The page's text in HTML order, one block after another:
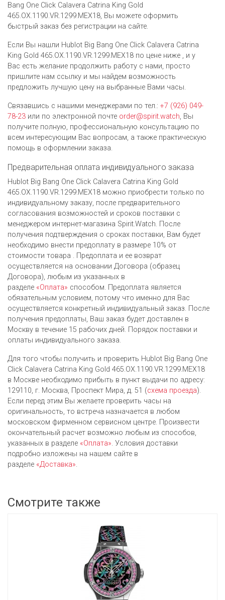
Bang One Click Calavera Catrina King Gold
465.OX.1190.VR.1299.MEX18, Вы можете оформить
быстрый заказ без регистрации на сайте.
Если Вы нашли Hublot Big Bang One Click Calavera Catrina
King Gold 465.OX.1190.VR.1299.MEX18 по цене ниже , и у
Вас есть желание продолжить работу с нами, просто
пришлите нам ссылку и мы найдем возможность
предложить лучшую цену на выбранные Вами часы.
Связавшись с нашими менеджерами по тел.: +7 (926) 049-
78-23 или по электронной почте order@spirit.watch, Вы
получите полную, профессиональную консультацию по
всем интересующим Вас вопросам, а также практическую
помощь в оформлении заказа.
Предварительная оплата индивидуального заказа
Hublot Big Bang One Click Calavera Catrina King Gold
465.OX.1190.VR.1299.MEX18 можно приобрести только по
индивидуальному заказу, после предварительного
согласования возможностей и сроков поставки с
менеджером интернет-магазина Spirit.Watch. После
получения подтверждения о сроках поставки, Вам будет
необходимо внести предоплату в размере 10% от
стоимости товара . Предоплата и ее возврат
осуществляется на основании Договора (образец
Договора), любым из указанных в
разделе «Оплата» способом. Предоплата является
обязательным условием, потому что именно для Вас
осуществляется конкретный индивидуальный заказ. После
получения предоплаты, Ваш заказ будет доставлен в
Москву в течение 15 рабочих дней. Порядок поставки и
оплаты индивидуального заказа.
Для того чтобы получить и проверить Hublot Big Bang One
Click Calavera Catrina King Gold 465.OX.1190.VR.1299.MEX18
в Москве необходимо прибыть в пункт выдачи по адресу:
129110, г. Москва, Проспект Мира, д. 51 (схема проезда).
Если перед этим Вы желаете проверить часы на
оригинальность, то встреча назначается в любом
московском фирменном сервисном центре. Произвести
окончательный расчет возможно любым из cпособов,
указанных в разделе «Оплата». Условия доставки
подробно изложены на нашем сайте в
разделе «Доставка».
Смотрите также